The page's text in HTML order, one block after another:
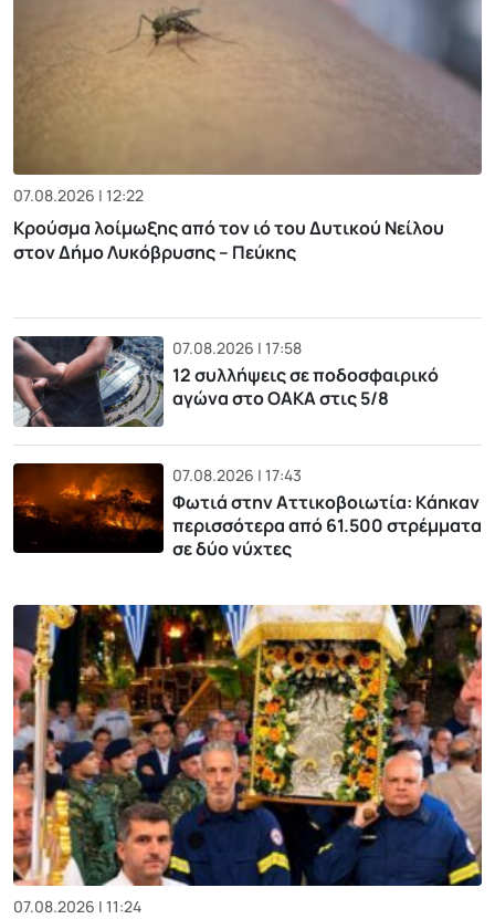
07.08.2026 | 12:22
Κρούσμα λοίμωξης από τον ιό του Δυτικού Νείλου
στον Δήμο Λυκόβρυσης – Πεύκης
07.08.2026 | 17:58
12 συλλήψεις σε ποδοσφαιρικό
αγώνα στο ΟΑΚΑ στις 5/8
07.08.2026 | 17:43
Φωτιά στην Αττικοβοιωτία: Kάηκαν
περισσότερα από 61.500 στρέμματα
σε δύο νύχτες
07.08.2026 | 11:24